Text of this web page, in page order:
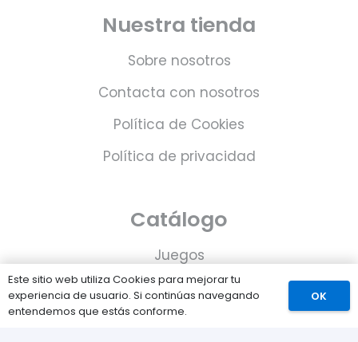
Nuestra tienda
Sobre nosotros
Contacta con nosotros
Política de Cookies
Política de privacidad
Catálogo
Juegos
Consolas
Accesorios para tu PS5
Este sitio web utiliza Cookies para mejorar tu
experiencia de usuario. Si continúas navegando
entendemos que estás conforme.
OK